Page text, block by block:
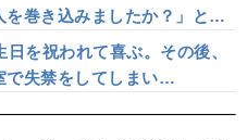
巻き込みましたか？」と問
まんが】
を祝われて喜ぶ。その後、
で失禁をしてしまい…